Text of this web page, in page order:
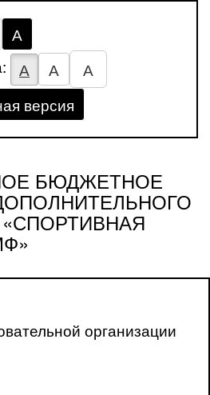
А
А А
А
версия
БЮДЖЕТНОЕ
организации